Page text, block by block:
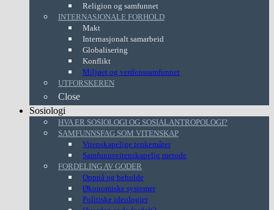
Religion og samfunnet
INTERNASJONALE FORHOLD
Makt
Internasjonalt samarbeid
Globalisering
Konflikt
Miljøet og verdenssamfunnet
UTFORSKEREN
Close
Sosiologi
HVA ER SOSIOLOGI OG SOSIALANTROPOLOGI?
SAMFUNNSFAG SOM VITENSKAP
Vitenskapelige tenkemåter
Samfunnsvitenskapelig metode
FORDELING AV GODER
Oppnå og beholde
Økonomiske systemer
Politiske ideologier